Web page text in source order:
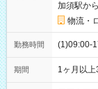
加須駅か
物流・
勤務時間 (1)09:00-
期間 1ヶ月以